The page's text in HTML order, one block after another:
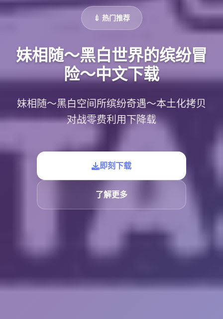
💉 热门推荐
妹相随～黑白世界的缤纷冒
险～中文下载
妹相随～黑白空间所缤纷奇遇～本土化拷贝
对战零费利用下降载
即刻下载
了解更多